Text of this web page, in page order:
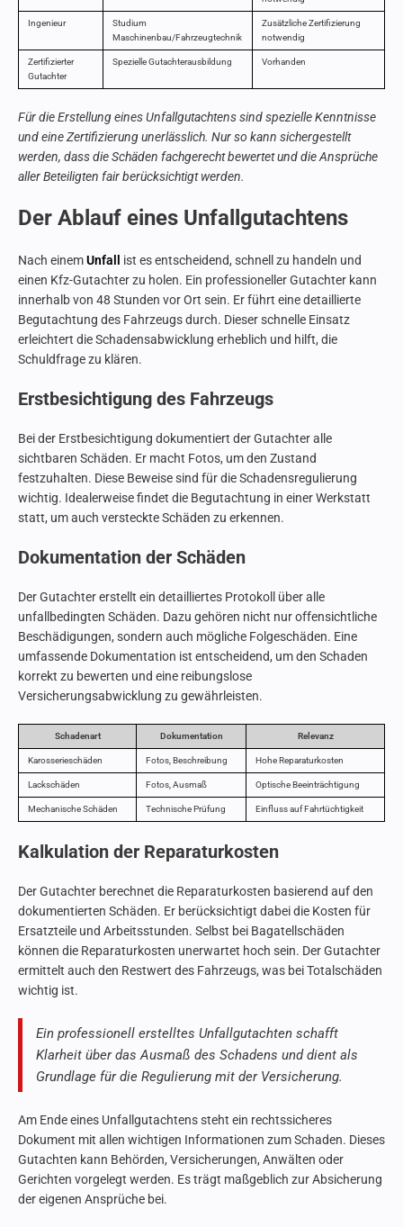
Ingenieur
Studium
Maschinenbau/Fahrzeugtechnik
Zusätzliche Zertifizierung
notwendig
Zertifizierter
Gutachter
Spezielle Gutachterausbildung Vorhanden
Für die Erstellung eines Unfallgutachtens sind spezielle Kenntnisse
und eine Zertifizierung unerlässlich. Nur so kann sichergestellt
werden, dass die Schäden fachgerecht bewertet und die Ansprüche
aller Beteiligten fair berücksichtigt werden.
Der Ablauf eines Unfallgutachtens
Nach einemUnfall
ist es entscheidend, schnell zu handeln und
einen Kfz-Gutachter zu holen. Ein professioneller Gutachter kann
innerhalb von 48 Stunden vor Ort sein. Er führt eine detaillierte
Begutachtung des Fahrzeugs durch. Dieser schnelle Einsatz
erleichtert die Schadensabwicklung erheblich und hilft, die
Schuldfrage zu klären.
Erstbesichtigung des Fahrzeugs
Bei der Erstbesichtigung dokumentiert der Gutachter alle
sichtbaren Schäden. Er macht Fotos, um den Zustand
festzuhalten. Diese Beweise sind für die Schadensregulierung
wichtig. Idealerweise findet die Begutachtung in einer Werkstatt
statt, um auch versteckte Schäden zu erkennen.
Dokumentation der Schäden
Der Gutachter erstellt ein detailliertes Protokoll über alle
unfallbedingten Schäden. Dazu gehören nicht nur offensichtliche
Beschädigungen, sondern auch mögliche Folgeschäden. Eine
umfassende Dokumentation ist entscheidend, um den Schaden
korrekt zu bewerten und eine reibungslose
Versicherungsabwicklung zu gewährleisten.
Schadenart Dokumentation Relevanz
Karosserieschäden Fotos, Beschreibung Hohe Reparaturkosten
Lackschäden Fotos, Ausmaß Optische Beeinträchtigung
Mechanische Schäden Technische Prüfung Einfluss auf Fahrtüchtigkeit
Kalkulation der Reparaturkosten
Der Gutachter berechnet die Reparaturkosten basierend auf den
dokumentierten Schäden. Er berücksichtigt dabei die Kosten für
Ersatzteile und Arbeitsstunden. Selbst bei Bagatellschäden
können die Reparaturkosten unerwartet hoch sein. Der Gutachter
ermittelt auch den Restwert des Fahrzeugs, was bei Totalschäden
wichtig ist.
Ein professionell erstelltes Unfallgutachten schafft
Klarheit über das Ausmaß des Schadens und dient als
Grundlage für die Regulierung mit der Versicherung.
Am Ende eines Unfallgutachtens steht ein rechtssicheres
Dokument mit allen wichtigen Informationen zum Schaden. Dieses
Gutachten kann Behörden, Versicherungen, Anwälten oder
Gerichten vorgelegt werden. Es trägt maßgeblich zur Absicherung
der eigenen Ansprüche bei.